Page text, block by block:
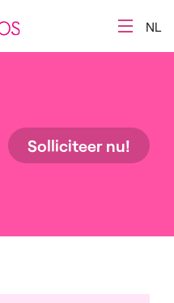
NL
Solliciteer nu!